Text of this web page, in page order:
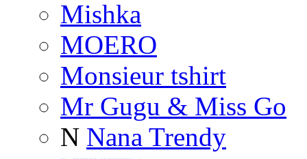
Mishka
MOERO
Monsieur tshirt
Mr Gugu & Miss Go
N Nana Trendy